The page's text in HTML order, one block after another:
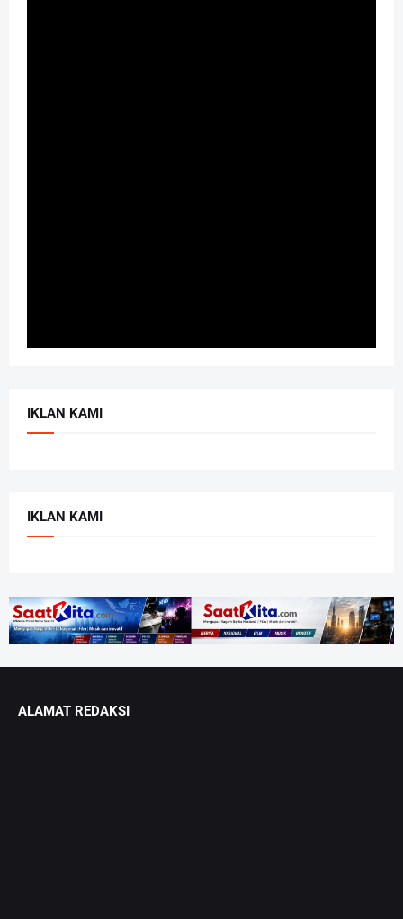
IKLAN KAMI
IKLAN KAMI
ALAMAT REDAKSI